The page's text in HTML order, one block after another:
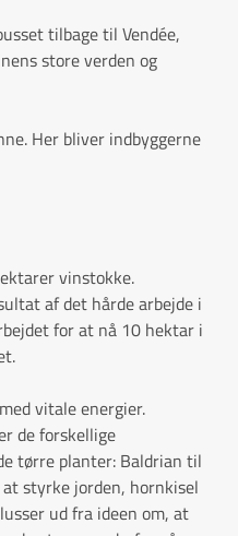
tilbage til Vendée,
store verden og
Her bliver indbyggerne
vinstokke.
af det hårde arbejde i
for at nå 10 hektar i
vitale energier.
de forskellige
tørre planter: Baldrian til
styrke jorden, hornkisel
ud fra ideen om, at